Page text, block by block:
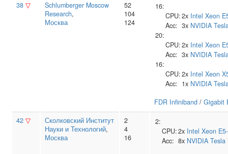
38 ▽
Schlumberger Moscow
Research,
Москва
52
104
124
16:
CPU:2x Intel Xeon
Acc: 3x NVIDIA
20:
CPU:2x Intel Xeon
Acc: 3x NVIDIA
16:
CPU:2x Intel Xeon
Acc: 1x NVIDIA
FDR Infiniband / Gigabit
42 ▽
Сколковский Институт
Науки и Технологий,
Москва
2
4
16
2:
CPU:2x Intel Xeon
Acc: 8x NVIDIA Tesla